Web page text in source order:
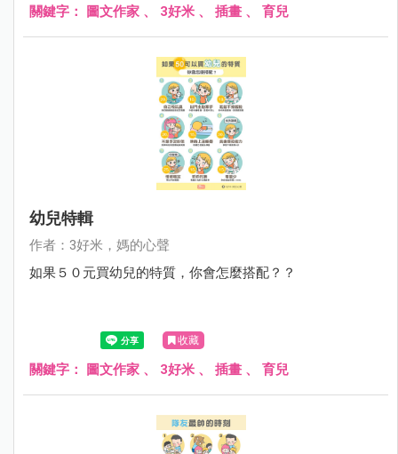
關鍵字： 圖文作家 、 3好米 、 插畫 、 育兒
幼兒特輯
作者：3好米，媽的心聲
如果５０元買幼兒的特質，你會怎麼搭配？？
收藏
關鍵字： 圖文作家 、 3好米 、 插畫 、 育兒